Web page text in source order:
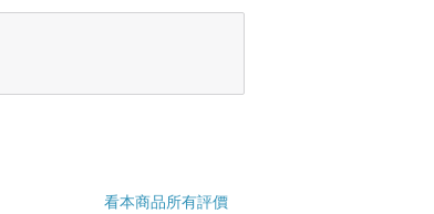
看本商品所有評價